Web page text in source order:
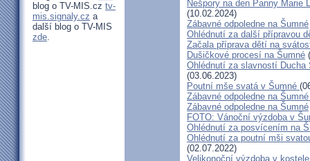
blog o TV-MIS.cz tv-
mis.signaly.cz a
další blog o TV-MIS
zde.
Nešpory na den Panny Marie
(10.02.2024)
Zábavné odpoledne na Šumné
Ohlédnutí za další přípravou
Začala příprava dětí na
Dušičkové procesí na Šumné
Ohlédnutí za slavností
(03.06.2023)
Poutní mše svatá v Šumné
Zábavné odpoledne na
Zábavné odpoledne na Šumné
FOTO: Vánoční výzdoba v
Ohlédnutí za posvícením na
Ohlédnutí za poutní mši
(02.07.2022)
Velikonoční výzdoba v